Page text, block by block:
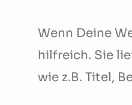
Wenn Deine
hilfreich. Sie
wie z.B. Titel,